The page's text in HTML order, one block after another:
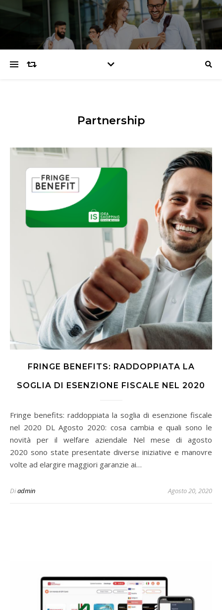
Partnership
FRINGE BENEFITS: RADDOPPIATA LA
SOGLIA DI ESENZIONE FISCALE NEL 2020
Fringe benefits: raddoppiata la soglia di esenzione fiscale
nel 2020 DL Agosto 2020: cosa cambia e quali sono le
novità per il welfare aziendale Nel mese di agosto
2020 sono state presentate diverse iniziative e manovre
volte ad elargire maggiori garanzie ai…
Diadmin Agosto 20, 2020